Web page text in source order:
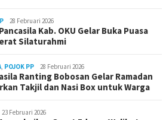
28 Februari 2026
Kab. OKU Gelar Buka Puasa
Silaturahmi
, POJOK PP 28 Februari 2026
Ranting Bobosan Gelar Ramadan
Takjil dan Nasi Box untuk Warga
23 Februari 2026